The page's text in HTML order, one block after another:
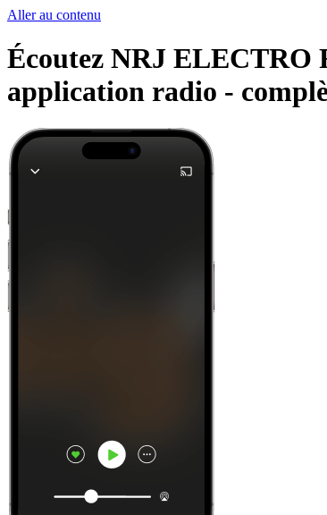
Aller au contenu
Écoutez NRJ ELECTRO
application radio -